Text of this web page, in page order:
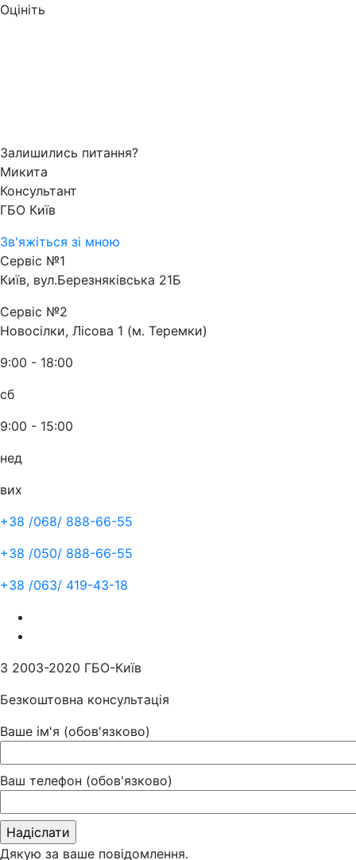
Оцініть
Залишились питання?
Микита
Консультант
ГБО Київ
Зв'яжіться зі мною
Сервіс №1
Київ, вул.Березняківська 21Б
Сервіс №2
Новосілки, Лісова 1 (м. Теремки)
9:00 - 18:00
сб
9:00 - 15:00
нед
вих
+38 /068/ 888-66-55
+38 /050/ 888-66-55
+38 /063/ 419-43-18
З 2003-2020 ГБО-Київ
Безкоштовна консультація
Ваше ім'я (обов'язково)
Ваш телефон (обов'язково)
Дякую за ваше повідомлення.